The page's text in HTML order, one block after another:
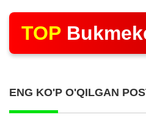
TOP
ENG KO'P O'QILGAN